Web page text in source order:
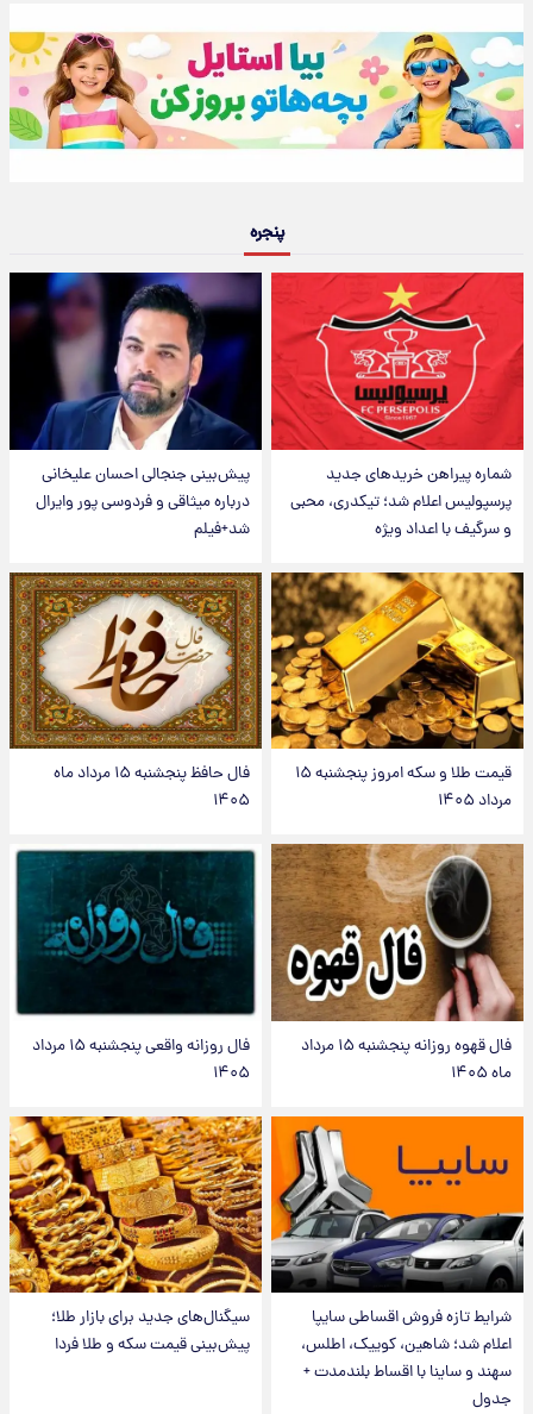
پنجره
شماره پیراهن خریدهای جدید
پرسپولیس اعلام شد؛ تیکدری، محبی
و سرگیف با اعداد ویژه
پیش‌بینی جنجالی احسان علیخانی
درباره میثاقی و فردوسی پور وایرال
شد+فیلم
قیمت طلا و سکه امروز پنجشنبه ۱۵
مرداد ۱۴۰۵
فال حافظ پنجشنبه ۱۵ مرداد ماه
۱۴۰۵
فال قهوه روزانه پنجشنبه ۱۵ مرداد
ماه ۱۴۰۵
فال روزانه واقعی پنجشنبه ۱۵ مرداد
۱۴۰۵
شرایط تازه فروش اقساطی سایپا
اعلام شد؛ شاهین، کوییک، اطلس،
سهند و ساینا با اقساط بلندمدت +
جدول
سیگنال‌های جدید برای بازار طلا؛
پیش‌بینی قیمت سکه و طلا فردا